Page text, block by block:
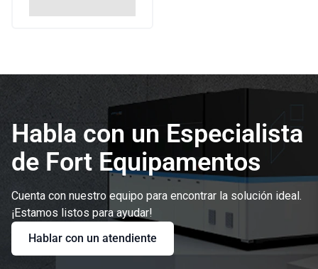
Habla con un Especialista
de Fort Equipamentos
Cuenta con nuestro equipo para encontrar la solución ideal.
¡Estamos listos para ayudar!
Hablar con un atendiente